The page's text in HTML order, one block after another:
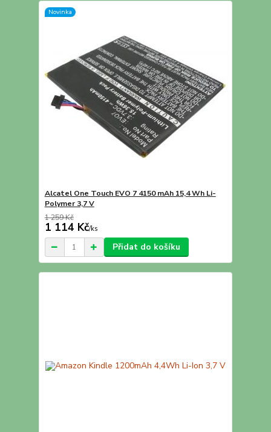
Novinka
Alcatel One Touch EVO 7 4150 mAh 15,4 Wh Li-
Polymer 3,7 V
1 259 Kč
1 114 Kč/ks
Přidat do košíku